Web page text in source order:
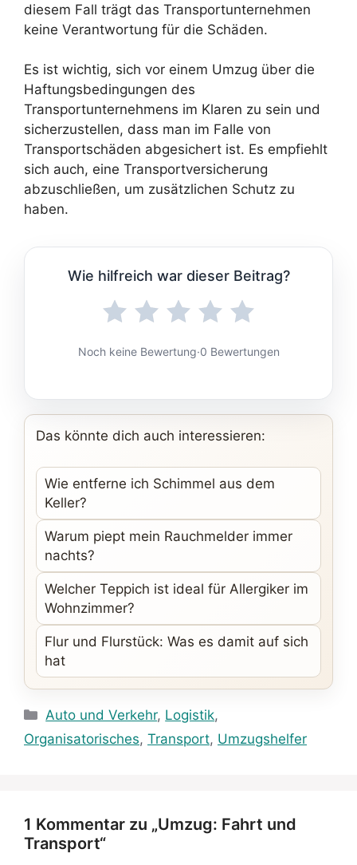
diesem Fall trägt das Transportunternehmen
keine Verantwortung für die Schäden.
Es ist wichtig, sich vor einem Umzug über die
Haftungsbedingungen des
Transportunternehmens im Klaren zu sein und
sicherzustellen, dass man im Falle von
Transportschäden abgesichert ist. Es empfiehlt
sich auch, eine Transportversicherung
abzuschließen, um zusätzlichen Schutz zu
haben.
Wie hilfreich war dieser Beitrag?
Noch keine Bewertung·0 Bewertungen
Das könnte dich auch interessieren:
Wie entferne ich Schimmel aus dem
Keller?
Warum piept mein Rauchmelder immer
nachts?
Welcher Teppich ist ideal für Allergiker im
Wohnzimmer?
Flur und Flurstück: Was es damit auf sich
hat
Kategorien
Auto und Verkehr, Logistik,
Organisatorisches, Transport, Umzugshelfer
1 Kommentar zu „Umzug: Fahrt und
Transport“